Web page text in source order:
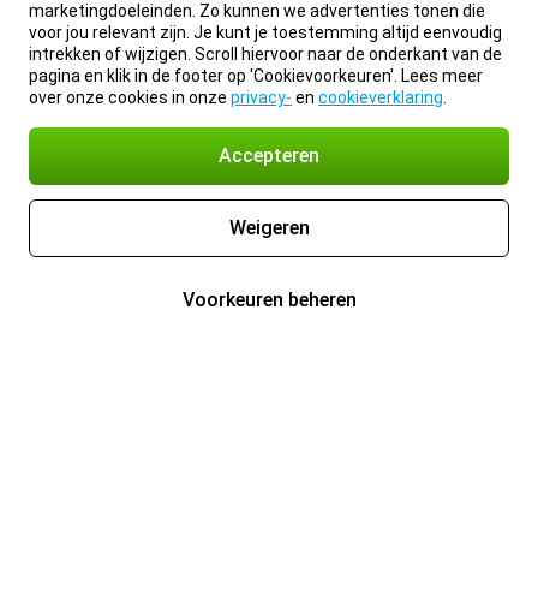
marketingdoeleinden. Zo kunnen we advertenties tonen die
voor jou relevant zijn. Je kunt je toestemming altijd eenvoudig
intrekken of wijzigen. Scroll hiervoor naar de onderkant van de
pagina en klik in de footer op 'Cookievoorkeuren'. Lees meer
over onze cookies in onze privacy- en cookieverklaring
Accepteren
Weigeren
Voorkeuren beheren